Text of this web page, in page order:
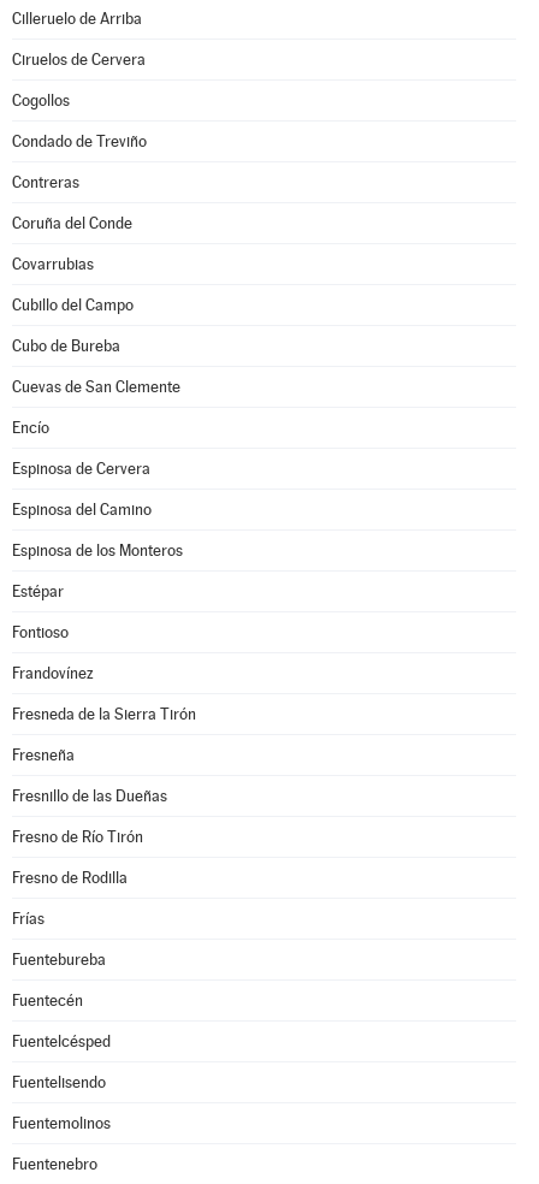
Cilleruelo de Arriba
Ciruelos de Cervera
Cogollos
Condado de Treviño
Contreras
Coruña del Conde
Covarrubias
Cubillo del Campo
Cubo de Bureba
Cuevas de San Clemente
Encío
Espinosa de Cervera
Espinosa del Camino
Espinosa de los Monteros
Estépar
Fontioso
Frandovínez
Fresneda de la Sierra Tirón
Fresneña
Fresnillo de las Dueñas
Fresno de Río Tirón
Fresno de Rodilla
Frías
Fuentebureba
Fuentecén
Fuentelcésped
Fuentelisendo
Fuentemolinos
Fuentenebro